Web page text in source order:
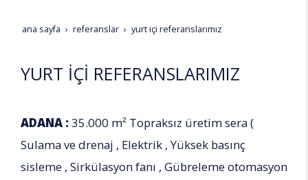
ana sayfa referanslar yurt i̇çi̇ referanslarimiz
YURT İÇİ REFERANSLARIMIZ
ADANA :35.000 m² Topraksız üretim sera (
Sulama ve drenaj , Elektrik , Yüksek basınç
sisleme , Sirkülasyon fanı , Gübreleme otomasyon